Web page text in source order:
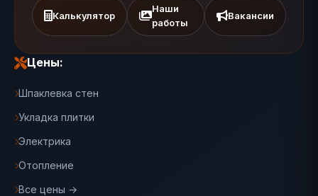
Калькулятор
Наши
работы
Вакансии
Цены:
Шпаклевка стен
Укладка плитки
Электрика
Отопление
Все цены →